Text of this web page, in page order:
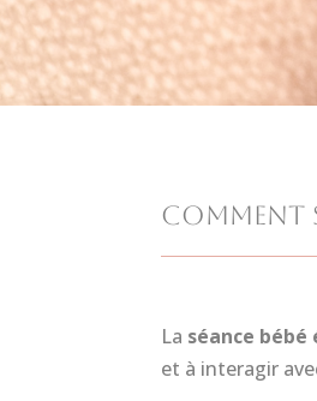
Comment
La séance bébé
et à interagir